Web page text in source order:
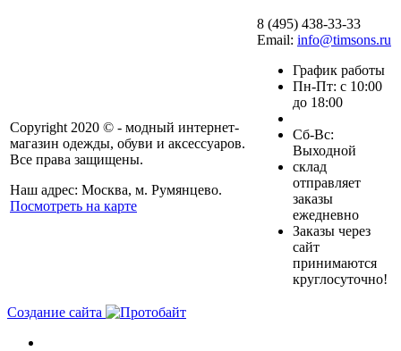
Copyright 2020 © - модный интернет-
магазин одежды, обуви и аксессуаров.
Все права защищены.
Наш адрес: Москва, м. Румянцево.
Посмотреть на карте
8 (495) 438-33-33
Email: info@timsons.ru
График работы
Пн-Пт: с 10:00
до 18:00
Cб-Вс:
Выходной
склад
отправляет
заказы
ежедневно
Заказы через
сайт
принимаются
круглосуточно!
Создание сайта